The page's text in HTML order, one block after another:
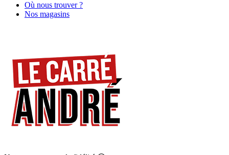
Où nous trouver ?
Nos magasins